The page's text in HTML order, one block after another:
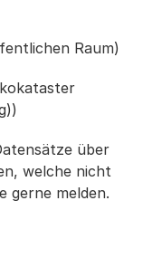
Raum)
über
welche nicht
gerne melden.